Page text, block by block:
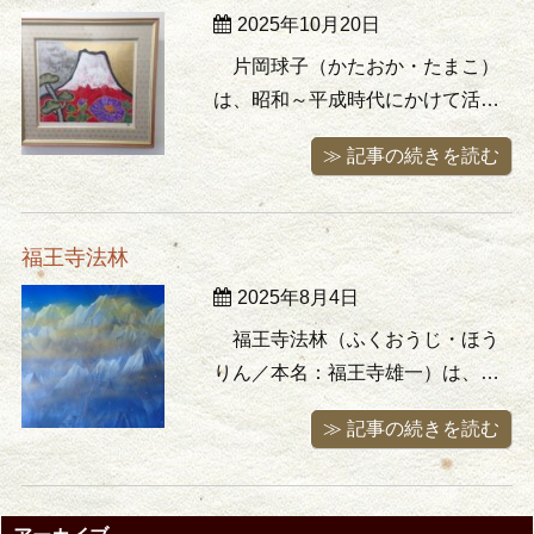
されています。 棟方は1903年、青
森県青森市にある代々鍛冶職を営
む家の ...
2025年10月20日
片岡球子（かたおか・たまこ）
は、昭和～平成時代にかけて活躍
した日本画家です。日本三大女流
画家として称される彼女の作品の
特徴は、力強い筆致や大胆にデフ
ォルメされたモチーフ、鮮烈な色
使いです。およそ80年という画業
の間に生まれた作品は膨大な数に
のぼるといわれています。 片岡
は、19 ...
≫ 記事の続きを読む
福王寺法林
2025年8月4日
福王寺法林（ふくおうじ・ほう
りん／本名：福王寺雄一）は、ネ
パール、ヒマラヤをテーマとした
連作で知られている画家です。豪
快さと繊細さを持ち合わせた作品
は大変見応えがあり、一度見ると
≫ 記事の続きを読む